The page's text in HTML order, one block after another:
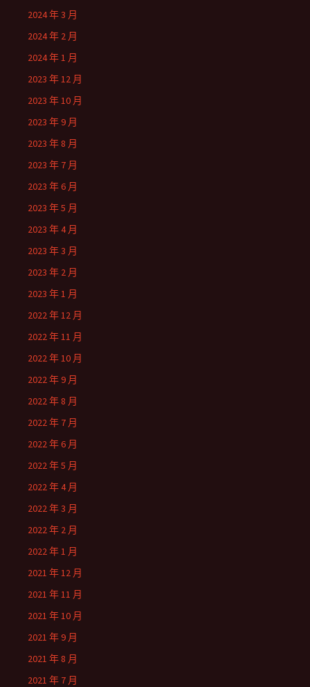
2024 年 3 月
2024 年 2 月
2024 年 1 月
2023 年 12 月
2023 年 10 月
2023 年 9 月
2023 年 8 月
2023 年 7 月
2023 年 6 月
2023 年 5 月
2023 年 4 月
2023 年 3 月
2023 年 2 月
2023 年 1 月
2022 年 12 月
2022 年 11 月
2022 年 10 月
2022 年 9 月
2022 年 8 月
2022 年 7 月
2022 年 6 月
2022 年 5 月
2022 年 4 月
2022 年 3 月
2022 年 2 月
2022 年 1 月
2021 年 12 月
2021 年 11 月
2021 年 10 月
2021 年 9 月
2021 年 8 月
2021 年 7 月